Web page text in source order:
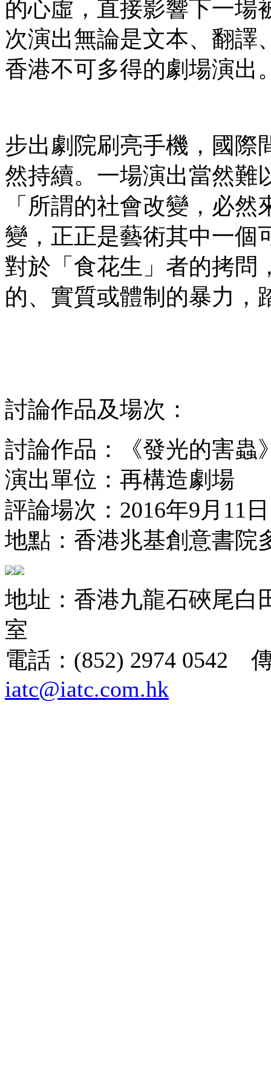
的心虛，直接影響下一場
次演出無論是文本、翻譯
香港不可多得的劇場演出
步出劇院刷亮手機，國際
然持續。一場演出當然難
「所謂的社會改變，必
變，正正是藝術其中一個
對於「食花生」者的拷問
的、實質或體制的暴力，
討論作品及場次：
討論作品：《發光的害蟲
演出單位：再構造劇場
評論場次：2016年9月11
地點：香港兆基創意書院
地址：香港九龍石硤尾白
室
電話：(852) 2974 0542
iatc@iatc.com.hk